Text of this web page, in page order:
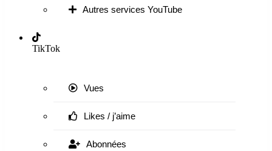
Autres services YouTube
TikTok
Vues
Likes / j’aime
Abonnées